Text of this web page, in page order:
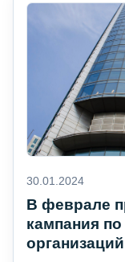
30.01.2024
В феврале
кампания